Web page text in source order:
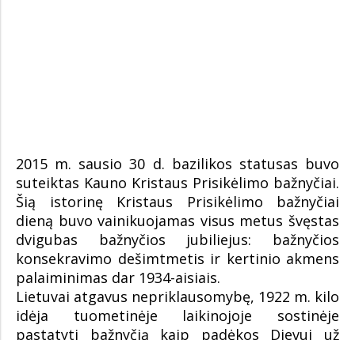
2015 m. sausio 30 d. bazilikos statusas buvo
suteiktas Kauno Kristaus Prisikėlimo bažnyčiai.
Šią istorinę Kristaus Prisikėlimo bažnyčiai
dieną buvo vainikuojamas visus metus švęstas
dvigubas bažnyčios jubiliejus: bažnyčios
konsekravimo dešimtmetis ir kertinio akmens
palaiminimas dar 1934-aisiais.
Lietuvai atgavus nepriklausomybę, 1922 m. kilo
idėja tuometinėje laikinojoje sostinėje
pastatyti bažnyčią kaip padėkos Dievui už